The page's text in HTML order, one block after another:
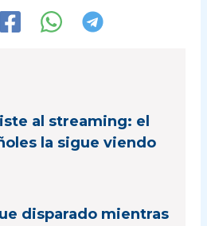
al streaming: el
la sigue viendo
disparado mientras